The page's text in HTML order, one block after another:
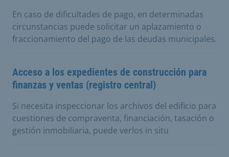
En caso de dificultades de pago, en determinadas
circunstancias puede solicitar un aplazamiento o
fraccionamiento del pago de las deudas municipales.
Acceso a los expedientes de construcción para
finanzas y ventas (registro central)
Si necesita inspeccionar los archivos del edificio para
cuestiones de compraventa, financiación, tasación o
gestión inmobiliaria, puede verlos in situ